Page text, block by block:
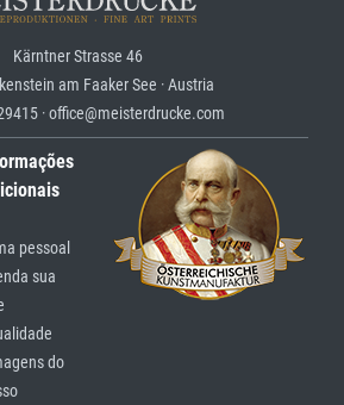
Kärntner Strasse 46
am Faaker See · Austria
· office@meisterdrucke.com
pessoal
sua
do